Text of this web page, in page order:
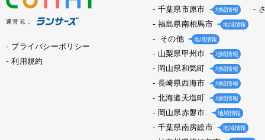
運営元：
プライバシーポリシー
利用規約
千葉県市原市 地域情報
福島県南相馬市 地域情報
その他 地域情報
山梨県甲州市 地域情報
岡山県和気町 地域情報
長崎県西海市 地域情報
北海道天塩町 地域情報
岡山県赤磐市. 地域情報
千葉県南房総市 地域情報